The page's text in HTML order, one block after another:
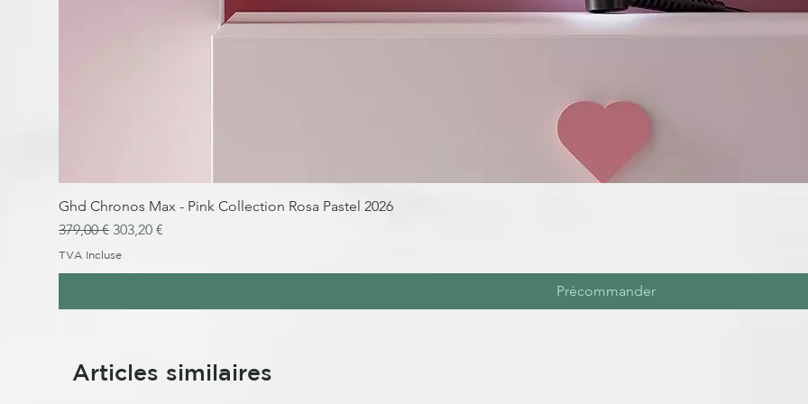
Ghd Chronos Max - Pink Collection Rosa Pastel 2026
Prix original
379,00 € Prix promotionnel
303,20 €
TVA Incluse
Précommander
Articles similaires